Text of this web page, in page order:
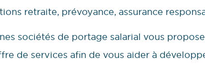
retraite, prévoyance, assurance
sociétés de portage salarial vous
de services afin de vous aider à